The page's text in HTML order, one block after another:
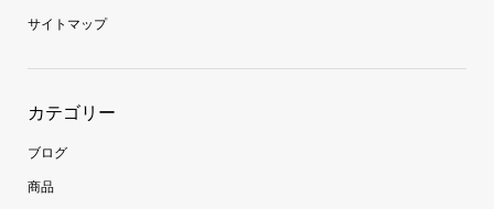
サイトマップ
カテゴリー
ブログ
商品